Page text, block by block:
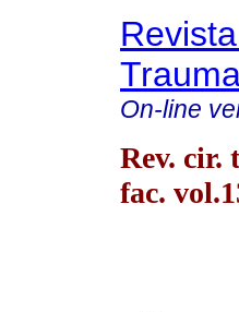
On-line
Rev. cir.
fac.